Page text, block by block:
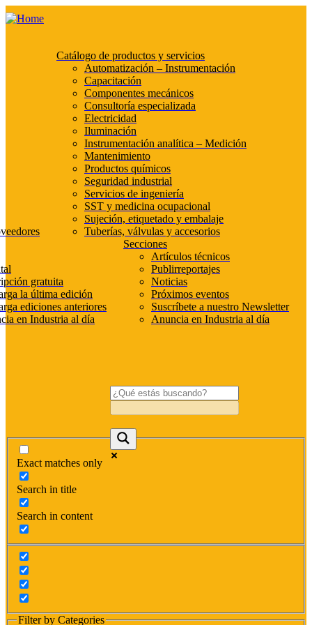
Catálogo de productos y servicios
Automatización – Instrumentación
Capacitación
Componentes mecánicos
Consultoría especializada
Electricidad
Iluminación
Instrumentación analítica – Medición
Mantenimiento
Productos químicos
Seguridad industrial
Servicios de ingeniería
SST y medicina ocupacional
Sujeción, etiquetado y embalaje
Tuberías, válvulas y accesorios
gratuita
la última edición
ediciones anteriores
en Industria al día
Secciones
Artículos técnicos
Publirreportajes
Noticias
Próximos eventos
Suscríbete a nuestro Newsletter
Anuncia en Industria al día
Exact matches only
Search in title
Search in content
Filter by Categories